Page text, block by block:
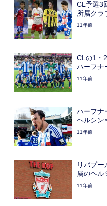
CL予選3
所属クラ
11年前
CLの1・
ハーフナ
11年前
ハーフナ
ヘルシン
11年前
リバプー
属のヘル
11年前